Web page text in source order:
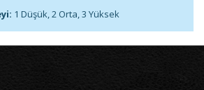
1 Düşük, 2 Orta, 3 Yüksek